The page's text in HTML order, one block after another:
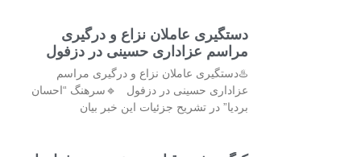
دستگیری عاملان نزاع و درگیری
مراسم عزاداری حسینی در دزفول
♨️دستگیری عاملان نزاع و درگیری مراسم
عزاداری حسینی در دزفول 🔹سرهنگ “احسان
بردیا” در تشریح جزئیات این خبر بیان